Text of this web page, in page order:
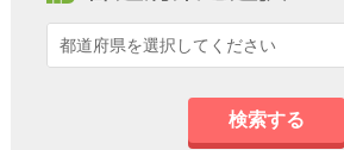
検索する